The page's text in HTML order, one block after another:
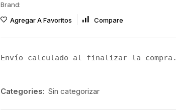
Brand:
Agregar A Favoritos
Compare
Envío calculado al finalizar la compra.
Categories: Sin categorizar